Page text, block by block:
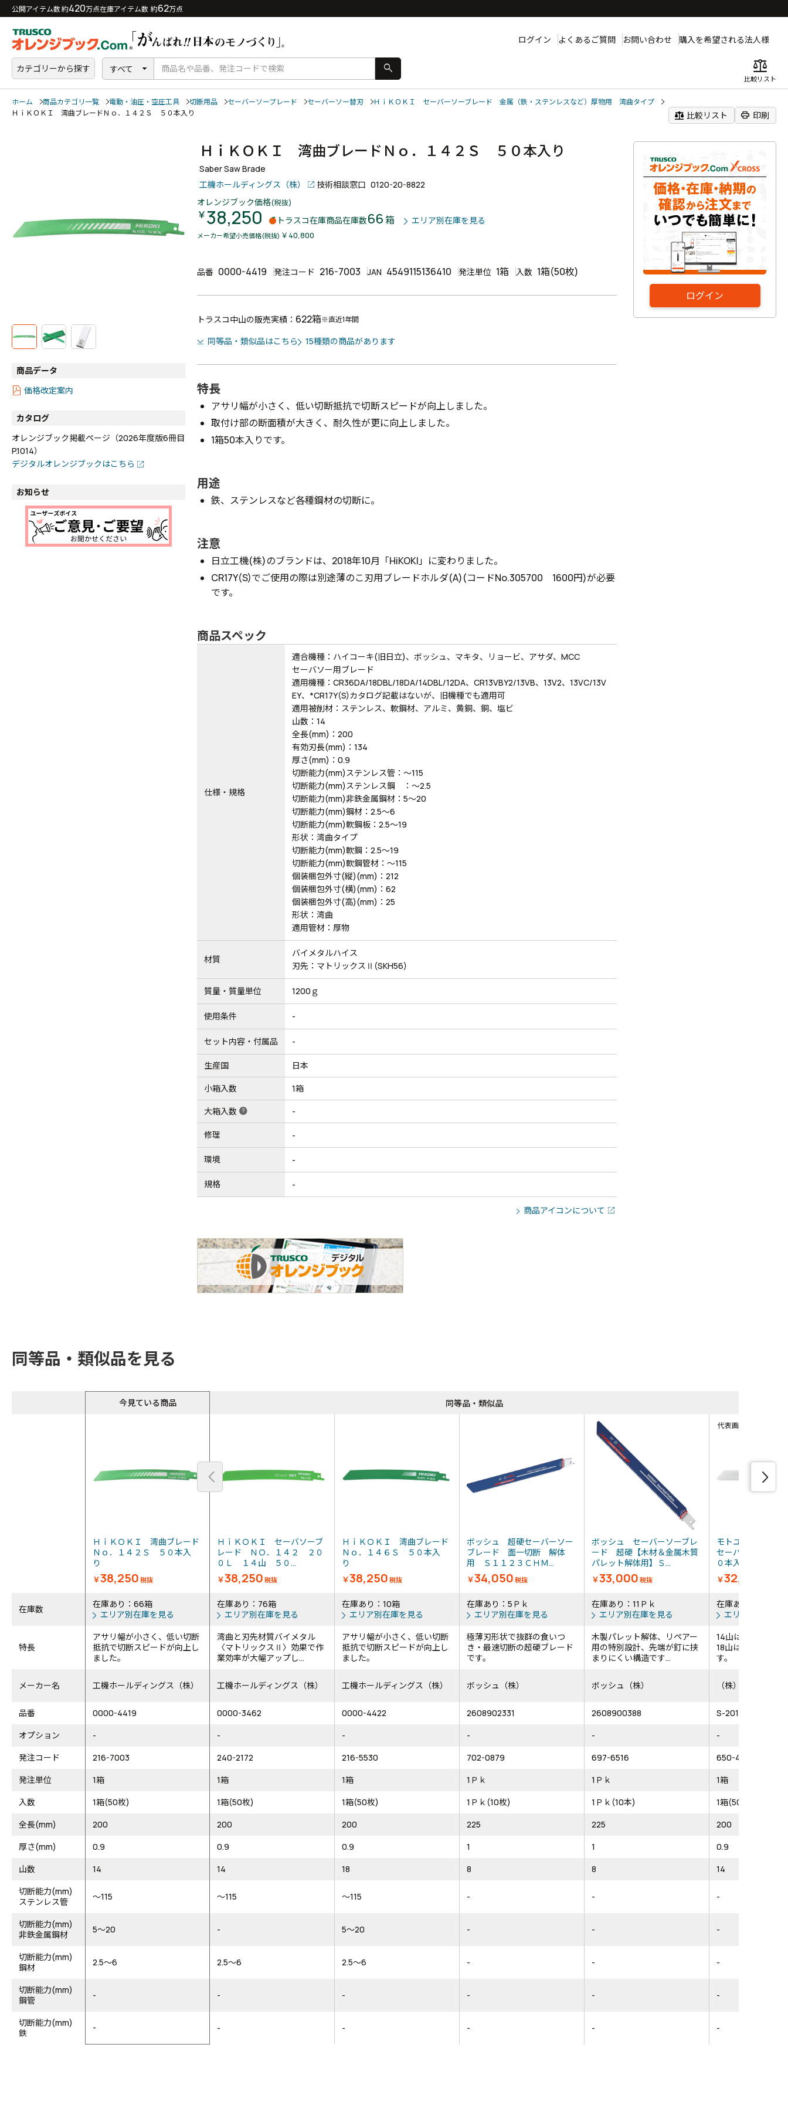
公開アイテム数 約420万点在庫アイテム数 約62万点
ログイン よくあるご質問 お問い合わせ 購入を希望される法人様
カテゴリーから探す すべて search balance
比較リスト
ホーム 商品カテゴリ一覧 電動・油圧・空圧工具 切断用品 セーバーソーブレード セーバーソー替刃
ＨｉＫＯＫＩ セーバーソーブレード 金属（鉄・ステンレスなど）厚物用 湾曲タイプ
ＨｉＫＯＫＩ 湾曲ブレードＮｏ．１４２Ｓ ５０本入り
balance 比較リスト print 印刷
ログイン
商品データ
価格改定案内
カタログ
オレンジブック掲載ページ（2026年度版6冊目
P.1014）
デジタルオレンジブックはこちら
お知らせ
ＨｉＫＯＫＩ 湾曲ブレードＮｏ．１４２Ｓ ５０本入り
Saber Saw Brade
工機ホールディングス（株）
技術相談窓口 0120-20-8822
オレンジブック価格(税抜)
￥38,250 トラスコ在庫商品在庫数66箱 エリア別在庫を見る
メーカー希望小売価格(税抜) ￥40,800
品番 0000-4419 発注コード 216-7003 JAN 4549115136410 発注単位 1箱 入数 1箱(50枚)
トラスコ中山の販売実績： 622箱※直近1年間
同等品・類似品はこちら 15種類の商品があります
特長
アサリ幅が小さく、低い切断抵抗で切断スピードが向上しました。
取付け部の断面積が大きく、耐久性が更に向上しました。
1箱50本入りです。
用途
鉄、ステンレスなど各種鋼材の切断に。
注意
日立工機(株)のブランドは、2018年10月「HiKOKI」に変わりました。
CR17Y(S)でご使用の際は別途薄のこ刃用ブレードホルダ(A)(コードNo.305700 1600円)が必要
です。
商品スペック
仕様・規格
適合機種：ハイコーキ(旧日立)、ボッシュ、マキタ、リョービ、アサダ、MCC
セーバソー用ブレード
適用機種：CR36DA/18DBL/18DA/14DBL/12DA、CR13VBY2/13VB、13V2、13VC/13V
EY、*CR17Y(S)カタログ記載はないが、旧機種でも適用可
適用被削材：ステンレス、軟鋼材、アルミ、黄銅、銅、塩ビ
山数：14
全長(mm)：200
有効刃長(mm)：134
厚さ(mm)：0.9
切断能力(mm)ステンレス管：～115
切断能力(mm)ステンレス鋼 ：～2.5
切断能力(mm)非鉄金属鋼材：5～20
切断能力(mm)鋼材：2.5～6
切断能力(mm)軟鋼板：2.5～19
形状：湾曲タイプ
切断能力(mm)軟鋼：2.5～19
切断能力(mm)軟鋼管材：～115
個装梱包外寸(縦)(mm)：212
個装梱包外寸(横)(mm)：62
個装梱包外寸(高)(mm)：25
形状：湾曲
適用管材：厚物
材質
バイメタルハイス
刃先：マトリックスⅡ(SKH56)
質量・質量単位 1200ｇ
使用条件 -
セット内容・付属品 -
生産国 日本
小箱入数 1箱
大箱入数 help -
修理 -
環境 -
規格 -
商品アイコンについて
同等品・類似品を見る
今見ている商品
ＨｉＫＯＫＩ 湾曲ブレード
Ｎｏ．１４２Ｓ ５０本入
り
￥38,250 税抜
ＨｉＫＯＫＩ セーバソーブ
レード ＮＯ．１４２ ２０
０Ｌ １４山 ５０...
￥38,250 税抜
ＨｉＫＯＫＩ 湾曲ブレード
Ｎｏ．１４６Ｓ ５０本入
り
￥38,250 税抜
ボッシュ 超硬セーバーソー
ブレード 面一切断 解体
用 Ｓ１１２３ＣＨＭ...
￥34,050 税抜
ボッシュ セーバーソーブレ
ード 超硬【木材＆金属木質
パレット解体用】Ｓ...
￥33,000 税抜
代表画像
モトユキ グロ
セーバーソー バ
０本入り
￥32,143
在庫数
在庫あり：66箱
エリア別在庫を見る
在庫あり：76箱
エリア別在庫を見る
在庫あり：10箱
エリア別在庫を見る
在庫あり：5Ｐｋ
エリア別在庫を見る
在庫あり：11Ｐｋ
エリア別在庫を見る
在庫あり：5箱
エリア別在庫を
特長
アサリ幅が小さく、低い切断
抵抗で切断スピードが向上し
ました。
湾曲と刃先材質バイメタル
〈マトリックスⅡ〉効果で作
業効率が大幅アップし...
アサリ幅が小さく、低い切断
抵抗で切断スピードが向上し
ました。
極薄刃形状で抜群の食いつ
き・最速切断の超硬ブレード
です。
木製パレット解体、リペアー
用の特別設計、先端が釘に挟
まりにくい構造です...
14山は3mm以上の
18山は3mm以下の
す。
メーカー名 工機ホールディングス（株） 工機ホールディングス（株） 工機ホールディングス（株） ボッシュ（株） ボッシュ（株） （株）モトユキ
品番 0000-4419 0000-3462 0000-4422 2608902331 2608900388
S-2014-50PCS
オプション
- - - - -
-
発注コード
216-7003 240-2172 216-5530 702-0879 697-6516
650-4943
発注単位
1箱 1箱 1箱 1Ｐｋ 1Ｐｋ
1箱
入数
1箱(50枚) 1箱(50枚) 1箱(50枚) 1Ｐｋ(10枚) 1Ｐｋ(10本)
1箱(50本)
全長(mm)
200 200 200 225 225
200
厚さ(mm)
0.9 0.9 0.9 1 1
0.9
山数
14 14 18 8 8
14
切断能力(mm)
ステンレス管
～115 ～115 ～115 - - -
切断能力(mm)
非鉄金属鋼材
5～20 - 5～20 - - -
切断能力(mm)
鋼材
2.5～6 2.5～6 2.5～6 - - -
切断能力(mm)
鋼管
- - - - - -
切断能力(mm)
鉄
- - - - - -
同等品・類似品